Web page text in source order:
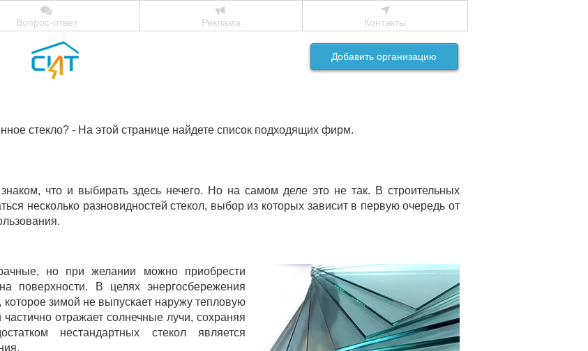
Вопрос-ответ Реклама Контакты
Добавить организацию
стекло? - На этой странице найдете список подходящих фирм.
что и выбирать здесь нечего. Но на самом деле это не так. В строительных
несколько разновидностей стекол, выбор из которых зависит в первую очередь от
но при желании можно приобрести
поверхности. В целях энергосбережения
зимой не выпускает наружу тепловую
отражает солнечные лучи, сохраняя
нестандартных стекол является